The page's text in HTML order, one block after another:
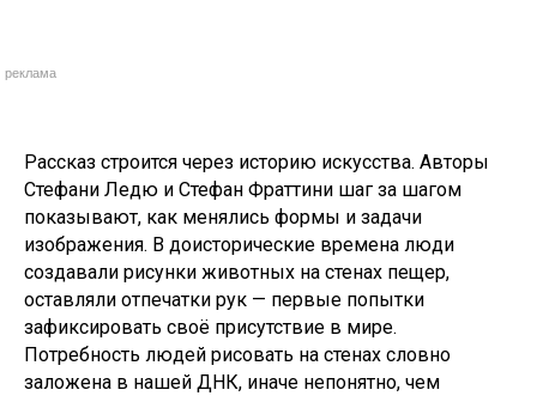
реклама
Рассказ строится через историю искусства. Авторы
Стефани Ледю и Стефан Фраттини шаг за шагом
показывают, как менялись формы и задачи
изображения. В доисторические времена люди
создавали рисунки животных на стенах пещер,
оставляли отпечатки рук — первые попытки
зафиксировать своё присутствие в мире.
Потребность людей рисовать на стенах словно
заложена в нашей ДНК, иначе непонятно, чем